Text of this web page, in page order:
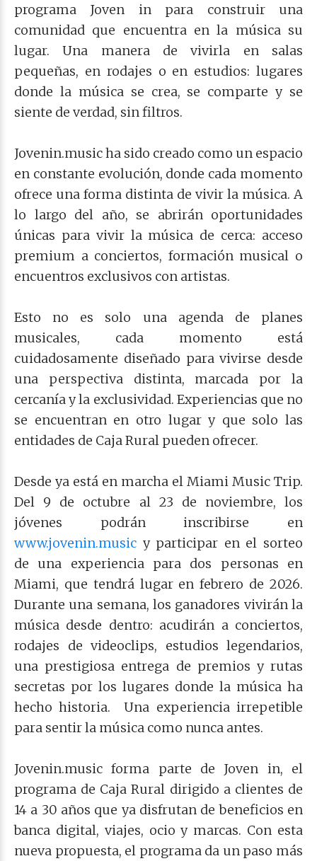
programa Joven in para construir una
comunidad que encuentra en la música su
lugar. Una manera de vivirla en salas
pequeñas, en rodajes o en estudios: lugares
donde la música se crea, se comparte y se
siente de verdad, sin filtros.
Jovenin.music ha sido creado como un espacio
en constante evolución, donde cada momento
ofrece una forma distinta de vivir la música. A
lo largo del año, se abrirán oportunidades
únicas para vivir la música de cerca: acceso
premium a conciertos, formación musical o
encuentros exclusivos con artistas.
Esto no es solo una agenda de planes
musicales, cada momento está
cuidadosamente diseñado para vivirse desde
una perspectiva distinta, marcada por la
cercanía y la exclusividad. Experiencias que no
se encuentran en otro lugar y que solo las
entidades de Caja Rural pueden ofrecer.
Desde ya está en marcha el Miami Music Trip.
Del 9 de octubre al 23 de noviembre, los
jóvenes podrán inscribirse en
www.jovenin.music y participar en el sorteo
de una experiencia para dos personas en
Miami, que tendrá lugar en febrero de 2026.
Durante una semana, los ganadores vivirán la
música desde dentro: acudirán a conciertos,
rodajes de videoclips, estudios legendarios,
una prestigiosa entrega de premios y rutas
secretas por los lugares donde la música ha
hecho historia.Una experiencia irrepetible
para sentir la música como nunca antes.
Jovenin.music forma parte de Joven in, el
programa de Caja Rural dirigido a clientes de
14 a 30 años que ya disfrutan de beneficios en
banca digital, viajes, ocio y marcas. Con esta
nueva propuesta, el programa da un paso más